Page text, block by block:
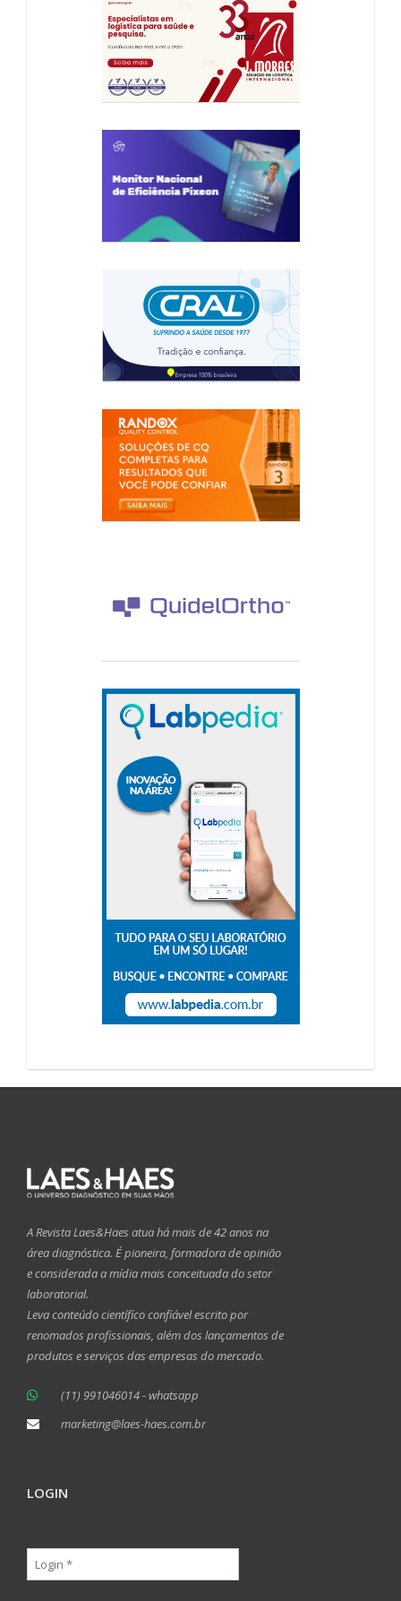
A Revista Laes&Haes atua há mais de 42 anos na
área diagnóstica. É pioneira, formadora de opinião
e considerada a mídia mais conceituada do setor
laboratorial.
Leva conteúdo científico confiável escrito por
renomados profissionais, além dos lançamentos de
produtos e serviços das empresas do mercado.
(11) 991046014 - whatsapp
marketing@laes-haes.com.br
LOGIN